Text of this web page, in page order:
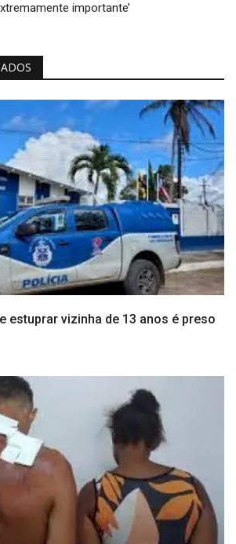
importante’
estuprar vizinha de 13 anos é preso